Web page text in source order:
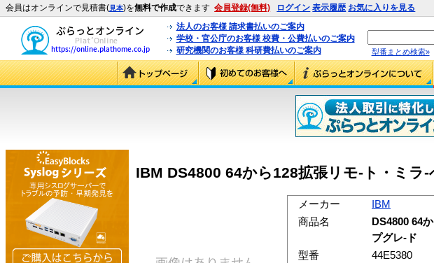
会員はオンラインで見積書(見本)を無料で作成できます 会員登録(無料) ログイン 表示履歴 お気に入りを見る
法人のお客様 請求書払いのご案内
学校・官公庁のお客様 校費・公費払いのご案内
研究機関のお客様 科研費払いのご案内
型番まとめ検索»
IBM DS4800 64から128拡張リモ-ト・ミラ
メーカー
IBM
商品名
DS4800 64
プグレ-ド
型番
44E5380